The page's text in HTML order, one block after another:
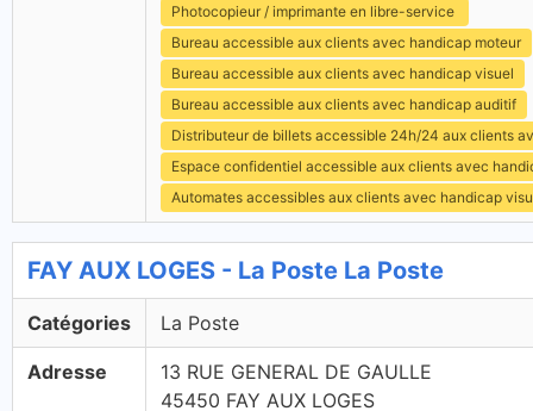
Photocopieur / imprimante en libre-service
Bureau accessible aux clients avec handicap moteur
Bureau accessible aux clients avec handicap visuel
Bureau accessible aux clients avec handicap auditif
Distributeur de billets accessible 24h/24 aux clients
Espace confidentiel accessible aux clients avec
Automates accessibles aux clients avec handicap
FAY AUX LOGES - La Poste La Poste
Catégories La Poste
Adresse
13 RUE GENERAL DE GAULLE
45450 FAY AUX LOGES